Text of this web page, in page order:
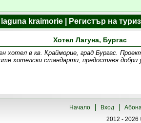
kraimorie | Регистър на
Хотел Лагуна, Бургас
хотел в кв. Крайморие, град Бургас.
хотелски стандарти, предоставя добри
Начало Вход
2012 - 2026